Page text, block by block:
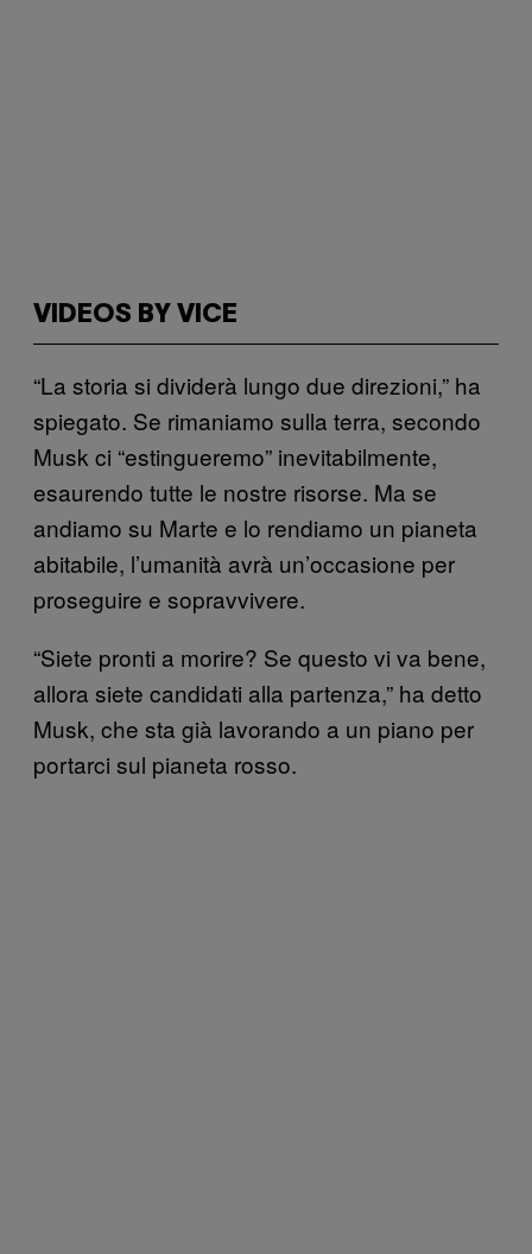
VIDEOS BY VICE
“La storia si dividerà lungo due direzioni,” ha
spiegato. Se rimaniamo sulla terra, secondo
Musk ci “estingueremo” inevitabilmente,
esaurendo tutte le nostre risorse. Ma se
andiamo su Marte e lo rendiamo un pianeta
abitabile, l’umanità avrà un’occasione per
proseguire e sopravvivere.
“Siete pronti a morire? Se questo vi va bene,
allora siete candidati alla partenza,” ha detto
Musk, che sta già lavorando a un piano per
portarci sul pianeta rosso.